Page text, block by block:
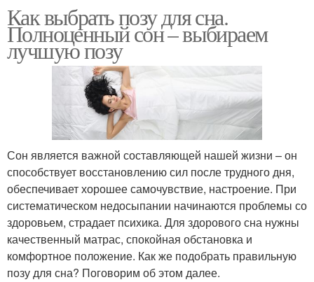
Как выбрать позу для сна.
Полноценный сон – выбираем
лучшую позу
Сон является важной составляющей нашей жизни – он
способствует восстановлению сил после трудного дня,
обеспечивает хорошее самочувствие, настроение. При
систематическом недосыпании начинаются проблемы со
здоровьем, страдает психика. Для здорового сна нужны
качественный матрас, спокойная обстановка и
комфортное положение. Как же подобрать правильную
позу для сна? Поговорим об этом далее.